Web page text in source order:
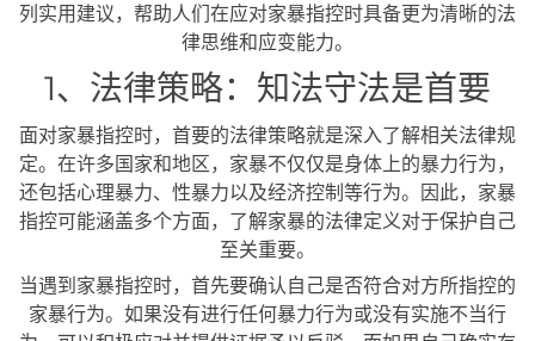
列实用建议，帮助人们在应对家暴指控时具备更为清晰的法
律思维和应变能力。
1、法律策略：知法守法是首要
面对家暴指控时，首要的法律策略就是深入了解相关法律规
定。在许多国家和地区，家暴不仅仅是身体上的暴力行为，
还包括心理暴力、性暴力以及经济控制等行为。因此，家暴
指控可能涵盖多个方面，了解家暴的法律定义对于保护自己
至关重要。
当遇到家暴指控时，首先要确认自己是否符合对方所指控的
家暴行为。如果没有进行任何暴力行为或没有实施不当行